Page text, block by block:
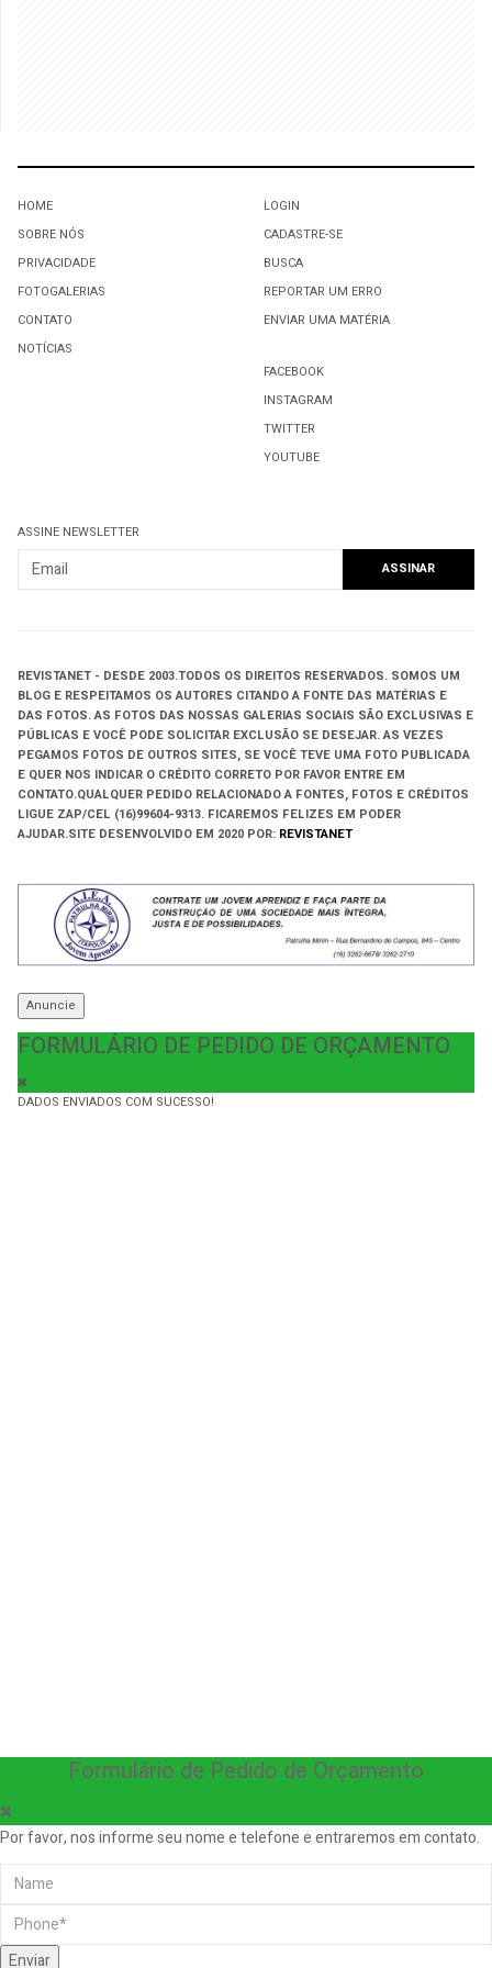
HOME
SOBRE NÓS
PRIVACIDADE
FOTOGALERIAS
CONTATO
NOTÍCIAS
LOGIN
CADASTRE-SE
BUSCA
REPORTAR UM ERRO
ENVIAR UMA MATÉRIA
FACEBOOK
INSTAGRAM
TWITTER
YOUTUBE
ASSINE NEWSLETTER
REVISTANET - DESDE 2003.TODOS OS DIREITOS RESERVADOS. SOMOS UM
BLOG E RESPEITAMOS OS AUTORES CITANDO A FONTE DAS MATÉRIAS E
DAS FOTOS. AS FOTOS DAS NOSSAS GALERIAS SOCIAIS SÃO EXCLUSIVAS E
PÚBLICAS E VOCÊ PODE SOLICITAR EXCLUSÃO SE DESEJAR. AS VEZES
PEGAMOS FOTOS DE OUTROS SITES, SE VOCÊ TEVE UMA FOTO PUBLICADA
E QUER NOS INDICAR O CRÉDITO CORRETO POR FAVOR ENTRE EM
CONTATO.QUALQUER PEDIDO RELACIONADO A FONTES, FOTOS E CRÉDITOS
LIGUE ZAP/CEL (16)99604-9313. FICAREMOS FELIZES EM PODER
AJUDAR.SITE DESENVOLVIDO EM 2020 POR: REVISTANET
Anuncie
FORMULÁRIO DE PEDIDO DE ORÇAMENTO
DADOS ENVIADOS COM SUCESSO!
Formulário de Pedido de Orçamento
Por favor, nos informe seu nome e telefone e entraremos em contato.
Enviar